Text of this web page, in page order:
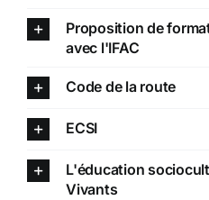
Proposition de
avec l'IFAC
Code de la route
ECSI
L'éducation
Vivants